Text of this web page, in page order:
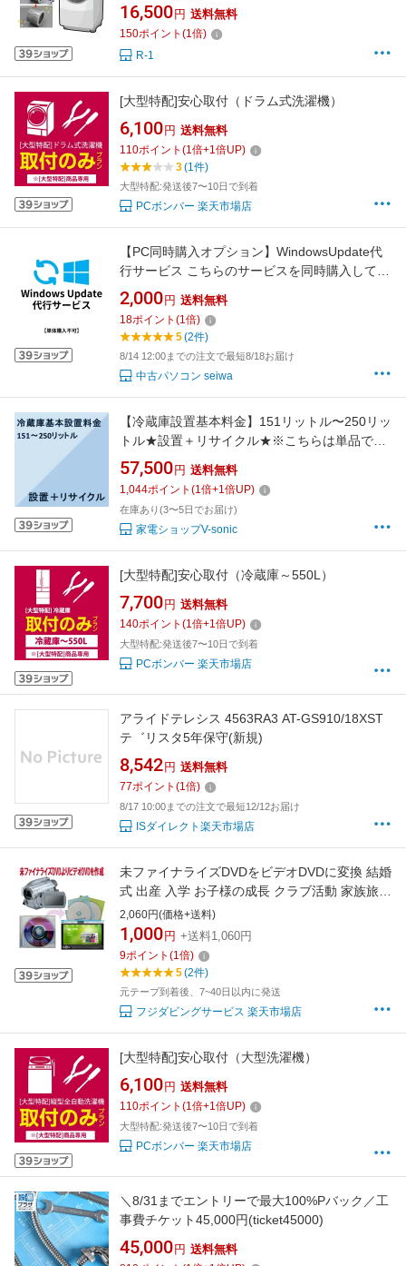
16,500 円 送料無料
150ポイント (1倍)
R-1
[大型特配]安心取付（ドラム式洗濯機）
6,100 円 送料無料
110ポイント (1倍+1倍UP)
3(1件)
大型特配:発送後7〜10日で到着
PCボンバー 楽天市場店
【PC同時購入オプション】WindowsUpdate代
行サービス こちらのサービスを同時購入しても
納期は変わりません 【単品購入不可】 対象外
の方は購入申し込みを取消させて頂きます。
2,000 円 送料無料
18ポイント (1倍)
5(2件)
8/14 12:00までの注文で最短8/18お届け
中古パソコン seiwa
【冷蔵庫設置基本料金】151リットル〜250リッ
トル★設置＋リサイクル★※こちらは単品での
ご購入は出来ません。商品と同時のご購入でお
願い致します。
57,500 円 送料無料
1,044ポイント (1倍+1倍UP)
在庫あり(3〜5日でお届け)
家電ショップV-sonic
[大型特配]安心取付（冷蔵庫～550L）
7,700 円 送料無料
140ポイント (1倍+1倍UP)
大型特配:発送後7〜10日で到着
PCボンバー 楽天市場店
アライドテレシス 4563RA3 AT-GS910/18XST
テ゛リスタ5年保守(新規)
8,542 円 送料無料
77ポイント (1倍)
8/17 10:00までの注文で最短12/12お届け
ISダイレクト楽天市場店
未ファイナライズDVDをビデオDVDに変換 結婚
式 出産 入学 お子様の成長 クラブ活動 家族旅行
思い出 記念日 等、未ファイナライズDVDが見
れなくて困っている方必見
2,060円(価格+送料)
1,000 円 +送料1,060円
9ポイント (1倍)
5(2件)
元テープ到着後、7~40日以内に発送
フジダビングサービス 楽天市場店
[大型特配]安心取付（大型洗濯機）
6,100 円 送料無料
110ポイント (1倍+1倍UP)
大型特配:発送後7〜10日で到着
PCボンバー 楽天市場店
＼8/31までエントリーで最大100%Pバック／工
事費チケット45,000円(ticket45000)
45,000 円 送料無料